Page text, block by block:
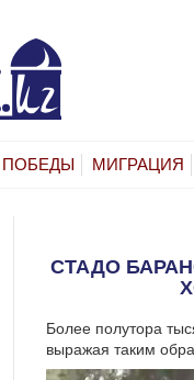
ПОБЕДЫ МИГРАЦИЯ
СТАДО
Более полутора
выражая таким